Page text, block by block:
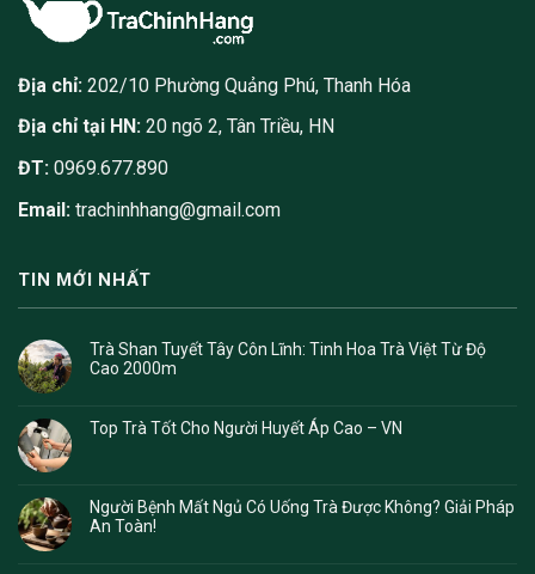
Địa chỉ: 202/10 Phường Quảng Phú, Thanh Hóa
Địa chỉ tại HN: 20 ngõ 2, Tân Triều, HN
ĐT: 0969.677.890
Email: trachinhhang@gmail.com
TIN MỚI NHẤT
Trà Shan Tuyết Tây Côn Lĩnh: Tinh Hoa Trà Việt Từ Độ
Cao 2000m
Top Trà Tốt Cho Người Huyết Áp Cao – VN
Người Bệnh Mất Ngủ Có Uống Trà Được Không? Giải Pháp
An Toàn!